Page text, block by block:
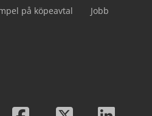
på köpeavtal Jobb